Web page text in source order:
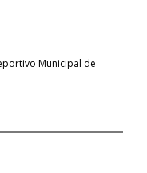
Municipal de